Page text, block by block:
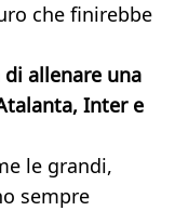
che finirebbe
allenare una
Inter e
le grandi,
sempre